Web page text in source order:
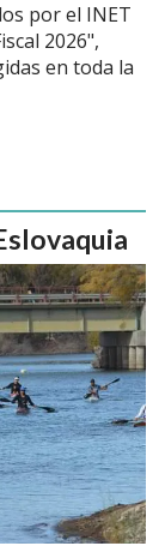
por el INET
2026",
en toda la